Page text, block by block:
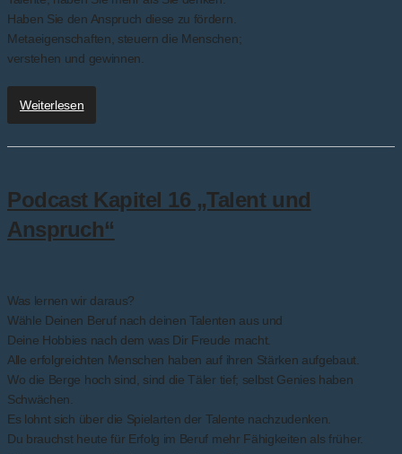
Haben Sie den Anspruch diese zu fördern.
Metaeigenschaften, steuern die Menschen;
verstehen und gewinnen.
Weiterlesen
Podcast Kapitel 16 „Talent und
Anspruch“
Was lernen wir daraus?
Wähle Deinen Beruf nach deinen Talenten aus und
Deine Hobbies nach dem was Dir Freude macht.
Alle erfolgreichten Menschen haben auf ihren Stärken aufgebaut.
Wo die Berge hoch sind, sind die Täler tief; selbst Genies haben
Schwächen.
Es lohnt sich über die Spielarten der Talente nachzudenken.
Du brauchst heute für Erfolg im Beruf mehr Fähigkeiten als früher.